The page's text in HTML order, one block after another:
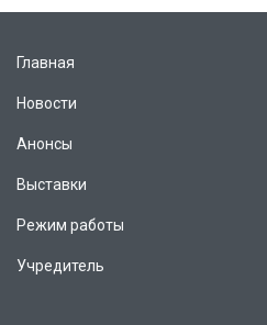
Главная
Новости
Анонсы
Выставки
Режим работы
Учредитель